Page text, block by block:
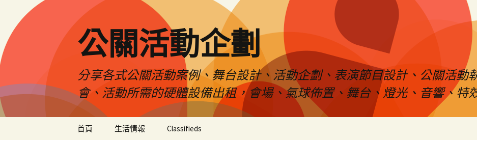
公關活動企劃
分享各式公關活動案例、舞台設計、活動企劃、表演節目設計、公關活動
會、活動所需的硬體設備出租，會場、氣球佈置、舞台、燈光、音響、特
首頁 生活情報 Classifieds